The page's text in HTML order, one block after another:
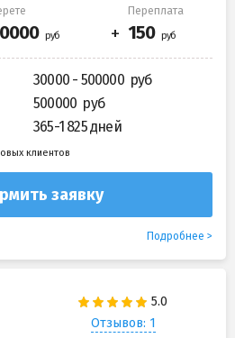
Переплата
30000 - 500000
500000
365-1 825 дней
клиентов
заявку
Подробнее
Отзывов: 1